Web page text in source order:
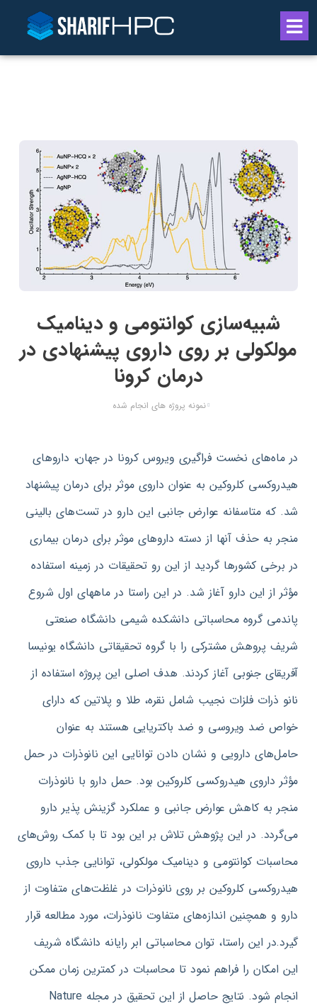
شبیه‌سازی کوانتومی و دینامیک
مولکولی بر روی داروی پیشنهادی در
درمان کرونا
نمونه پروژه های انجام شده
در ماه‌های نخست فراگیری ویروس کرونا در جهان، داروهای
هیدروکسی کلروکین به عنوان داروی موثر برای درمان پیشنهاد
شد. که متاسفانه عوارض جانبی این دارو در تست‌های بالینی
منجر به حذف آنها از دسته داروهای موثر برای درمان بیماری
در برخی کشورها گردید از این رو تحقیقات در زمینه استفاده
مؤثر از این دارو آغاز شد. در این راستا در ماههای اول شروع
پاندمی گروه محاسباتی دانشکده شیمی دانشگاه صنعتی
شریف پروهش مشترکی را با گروه تحقیقاتی دانشگاه یونیسا
آفریقای جنوبی آغاز کردند. هدف اصلی این پروژه استفاده از
نانو ذرات فلزات نجیب شامل نقره، طلا و پلاتین که دارای
خواص ضد ویروسی و ضد باکتریایی هستند به عنوان
حامل‌های دارویی و نشان دادن توانایی این نانوذرات در حمل
مؤثر داروی هیدروکسی کلروکین بود. حمل دارو با نانوذرات
منجر به کاهش عوارض جانبی و عملکرد گزینش‌ پذیر دارو
می‌گردد. در این پژوهش تلاش بر این بود تا با کمک روش‌های
محاسبات کوانتومی و دینامیک مولکولی، توانایی جذب داروی
هیدروکسی کلروکین بر روی نانوذرات در غلظت‌های متفاوت از
دارو و همچنین اندازه‌های متفاوت نانوذرات، مورد مطالعه قرار
گیرد.در این راستا، توان محاسباتی ابر رایانه دانشگاه شریف
این امکان را فراهم نمود تا محاسبات در کمترین زمان ممکن
انجام شود. نتایج حاصل از این تحقیق در مجله Nature